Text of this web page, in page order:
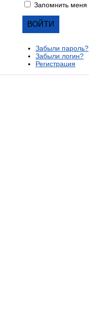
Запомнить меня
Забыли пароль?
Забыли логин?
Регистрация